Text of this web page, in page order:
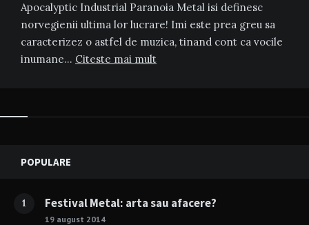
Apocalyptic Industrial Paranoia Metal isi definesc
norvegienii ultima lor lucrare! Imi este prea greu sa
caracterizez o astfel de muzica, tinand cont ca vocile
inumane… Citeste mai mult
Widgets
POPULARE
1 Festival Metal: arta sau afacere?
19 august 2014